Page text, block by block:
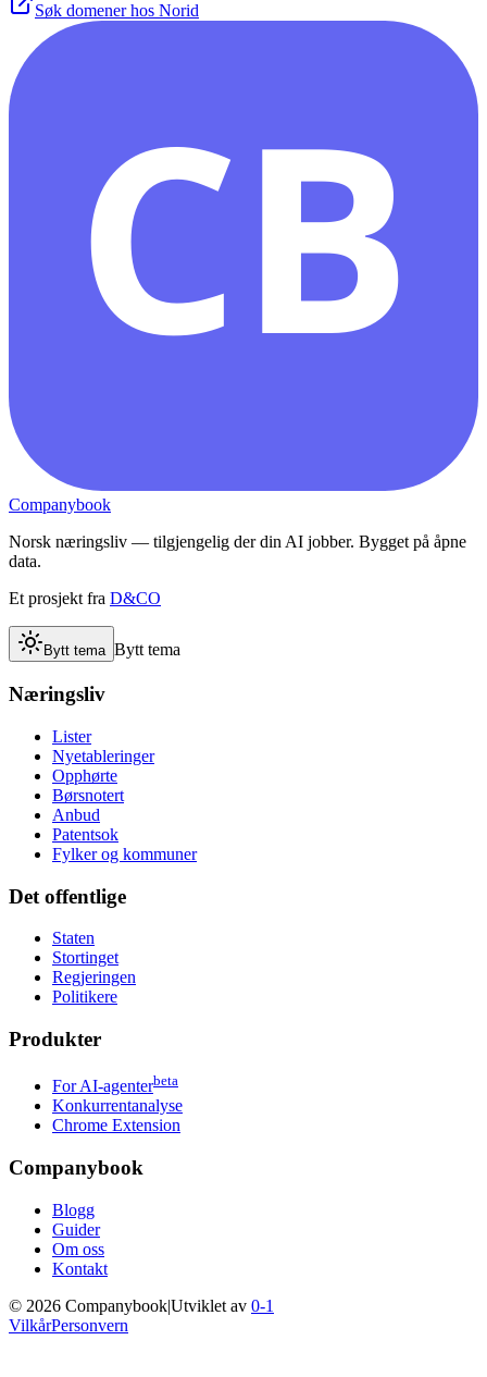
Søk domener hos Norid
CB
Companybook
Norsk næringsliv — tilgjengelig der din AI jobber. Bygget på åpne
data.
Et prosjekt fra D&CO
Bytt tema Bytt tema
Næringsliv
Lister
Nyetableringer
Opphørte
Børsnotert
Anbud
Patentsok
Fylker og kommuner
Det offentlige
Staten
Stortinget
Regjeringen
Politikere
Produkter
For AI-agenterbeta
Konkurrentanalyse
Chrome Extension
Companybook
Blogg
Guider
Om oss
Kontakt
© 2026 Companybook|Utviklet av 0-1
VilkårPersonvern